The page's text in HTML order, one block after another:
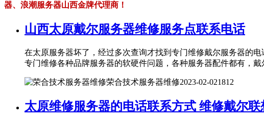
器、浪潮服务器山西金牌代理商！
山西太原戴尔服务器维修服务点联系电话
在太原服务器坏了，经过多次查询才找到专门维修戴尔服务器的
专门维修各种品牌服务器的软硬件问题，各种服务器配件都有，
荣合技术服务器维修2023-02-021812
太原维修服务器的电话联系方式 维修戴尔